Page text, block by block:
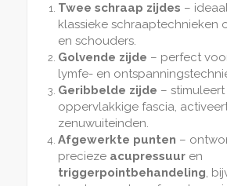
Twee schraap zijdes –
klassieke schraaptechnieken
en schouders.
Golvende zijde – perfect
lymfe- en
Geribbelde zijde –
oppervlakkige fascia,
zenuwuiteinden.
Afgewerkte punten –
precieze acupressuur en
triggerpointbehandeling,